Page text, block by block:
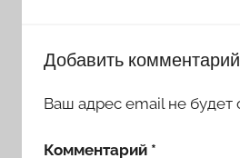
Добавить комментарий
Ваш адрес email не будет
Комментарий *